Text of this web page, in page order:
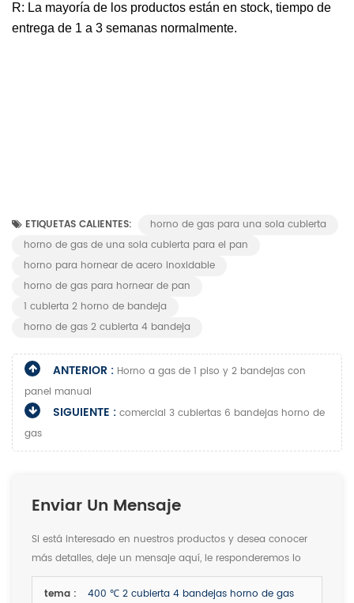
R: La mayoría de los productos están en stock, tiempo de
entrega de 1 a 3 semanas normalmente.
ETIQUETAS CALIENTES:
horno de gas para una sola cubierta
horno de gas de una sola cubierta para el pan
horno para hornear de acero inoxidable
horno de gas para hornear de pan
1 cubierta 2 horno de bandeja
horno de gas 2 cubierta 4 bandeja
ANTERIOR : Horno a gas de 1 piso y 2 bandejas con
panel manual
SIGUIENTE : comercial 3 cubiertas 6 bandejas horno de
gas
Enviar Un Mensaje
Si está interesado en nuestros productos y desea conocer
más detalles, deje un mensaje aquí, le responderemos lo
antes posible.
tema :
400 ℃ 2 cubierta 4 bandejas horno de gas